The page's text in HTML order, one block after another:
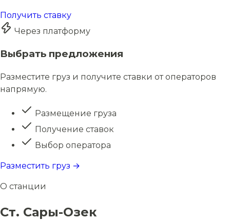
Получить ставку
Через платформу
Выбрать предложения
Разместите груз и получите ставки от операторов
напрямую.
Размещение груза
Получение ставок
Выбор оператора
Разместить груз →
О станции
Ст. Сары-Озек